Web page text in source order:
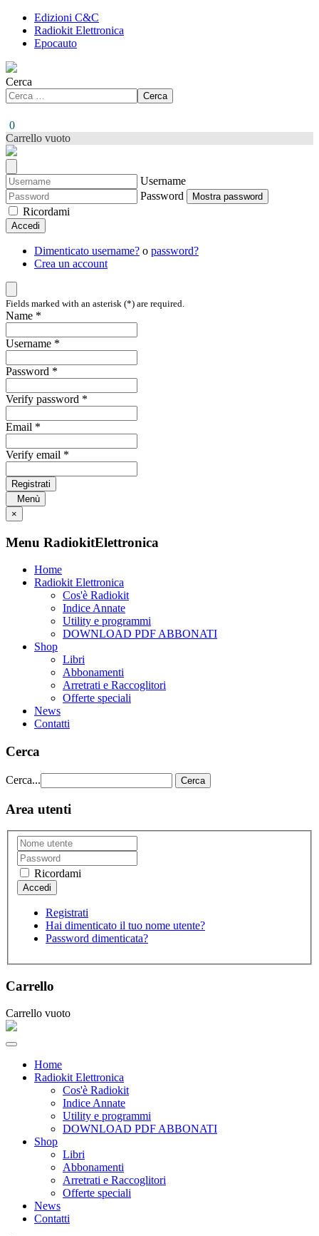
Edizioni C&C
Radiokit Elettronica
Epocauto
Cerca
Cerca
0
Carrello vuoto
Username
Password
Mostra password
Ricordami
Accedi
Dimenticato username? o password?
Crea un account
Fields marked with an asterisk (*) are required.
Name *
Username *
Password *
Verify password *
Email *
Verify email *
Registrati
Menù
×
Menu RadiokitElettronica
Home
Radiokit Elettronica
Cos'è Radiokit
Indice Annate
Utility e programmi
DOWNLOAD PDF ABBONATI
Shop
Libri
Abbonamenti
Arretrati e Raccoglitori
Offerte speciali
News
Contatti
Cerca
Cerca... Cerca
Area utenti
Ricordami
Registrati
Hai dimenticato il tuo nome utente?
Password dimenticata?
Carrello
Carrello vuoto
Home
Radiokit Elettronica
Cos'è Radiokit
Indice Annate
Utility e programmi
DOWNLOAD PDF ABBONATI
Shop
Libri
Abbonamenti
Arretrati e Raccoglitori
Offerte speciali
News
Contatti